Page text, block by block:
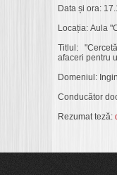
Data și ora:
Locația: Aula
Titlul:
afaceri pentru
Domeniul:
Conducător
Rezumat teză: